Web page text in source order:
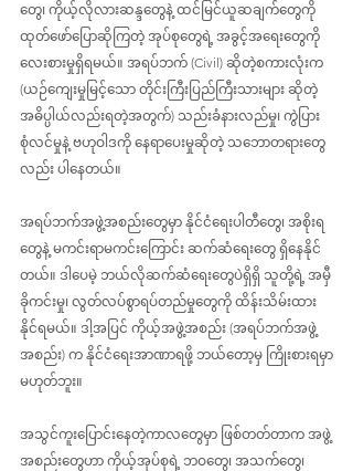
တွေ၊ ကိုယ့်လိုလားဆန္ဒတွေနဲ့ ထင်မြင်ယူဆချက်တွေကို
ထုတ်ဖော်ပြောဆိုကြတဲ့ အုပ်စုတွေရဲ့ အခွင့်အရေးတွေကို
လေးစားမှုရှိရမယ်။ အရပ်ဘက် (Civil) ဆိုတဲ့စကားလုံးက
(ယဉ်ကျေးမှုမြင့်သော တိုင်းကြီးပြည်ကြီးသားများ ဆိုတဲ့
အဓိပ္ပါယ်လည်းရတဲ့အတွက်) သည်းခံနားလည်မှု၊ ကွဲပြား
စုံလင်မှုနဲ့ ဗဟုဝါဒကို နေရာပေးမှုဆိုတဲ့ သဘောတရားတွေ
လည်း ပါနေတယ်။
အရပ်ဘက်အဖွဲ့အစည်းတွေမှာ နိုင်ငံရေးပါတီတွေ၊ အစိုးရ
တွေနဲ့ မကင်းရာမကင်းကြောင်း ဆက်ဆံရေးတွေ ရှိနေနိုင်
တယ်။ ဒါပေမဲ့ ဘယ်လိုဆက်ဆံရေးတွေပဲရှိရှိ သူတို့ရဲ့ အမှီ
ခိုကင်းမှု၊ လွတ်လပ်စွာရပ်တည်မှုတွေကို ထိန်းသိမ်းထား
နိုင်ရမယ်။ ဒါ့အပြင် ကိုယ့်အဖွဲ့အစည်း (အရပ်ဘက်အဖွဲ့
အစည်း) က နိုင်ငံရေးအာဏာရဖို့ ဘယ်တော့မှ ကြိုးစားရမှာ
မဟုတ်ဘူး။
အသွင်ကူးပြောင်းနေတဲ့ကာလတွေမှာ ဖြစ်တတ်တာက အဖွဲ့
အစည်းတွေဟာ ကိုယ့်အုပ်စုရဲ့ ဘဝတွေ၊ အသက်တွေ၊